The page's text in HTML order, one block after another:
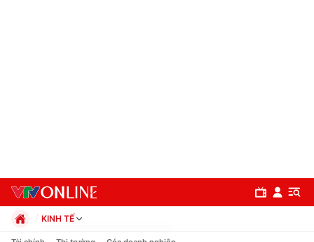
KINH TẾ